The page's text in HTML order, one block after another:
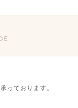
っております。